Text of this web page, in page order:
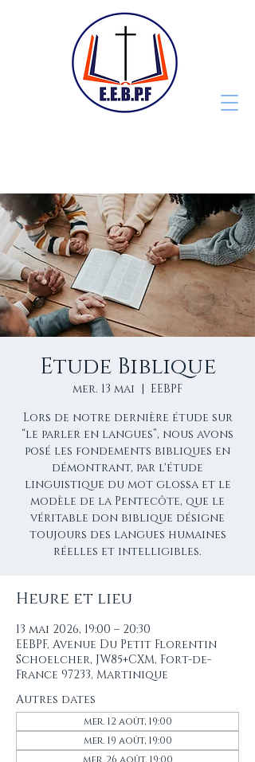
Etude Biblique
mer. 13 mai
  |
EEBPF
Lors de notre dernière étude sur
“le parler en langues”, nous avons
posé les fondements bibliques en
démontrant, par l'étude
linguistique du mot glossa et le
modèle de la Pentecôte, que le
véritable don biblique désigne
toujours des langues humaines
réelles et intelligibles.
Heure et lieu
13 mai 2026, 19:00 – 20:30
EEBPF, Avenue Du Petit Florentin
Schoelcher, JW85+CXM, Fort-de-
France 97233, Martinique
Autres dates
mer. 12 août, 19:00
mer. 19 août, 19:00